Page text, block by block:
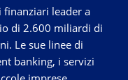
finanziari leader a
di 2.600 miliardi di
Le sue linee di
banking, i servizi